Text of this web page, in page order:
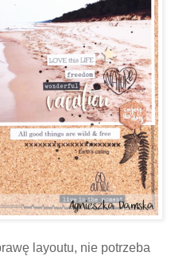
layoutu, nie potrzeba